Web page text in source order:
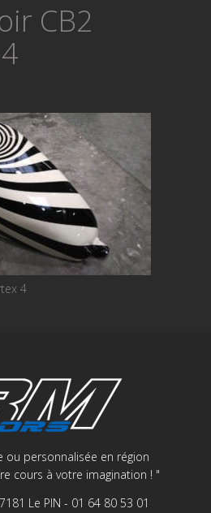
CB2
4
ou personnalisée en région
cours à votre imagination ! "
Le PIN - 01 64 80 53 01